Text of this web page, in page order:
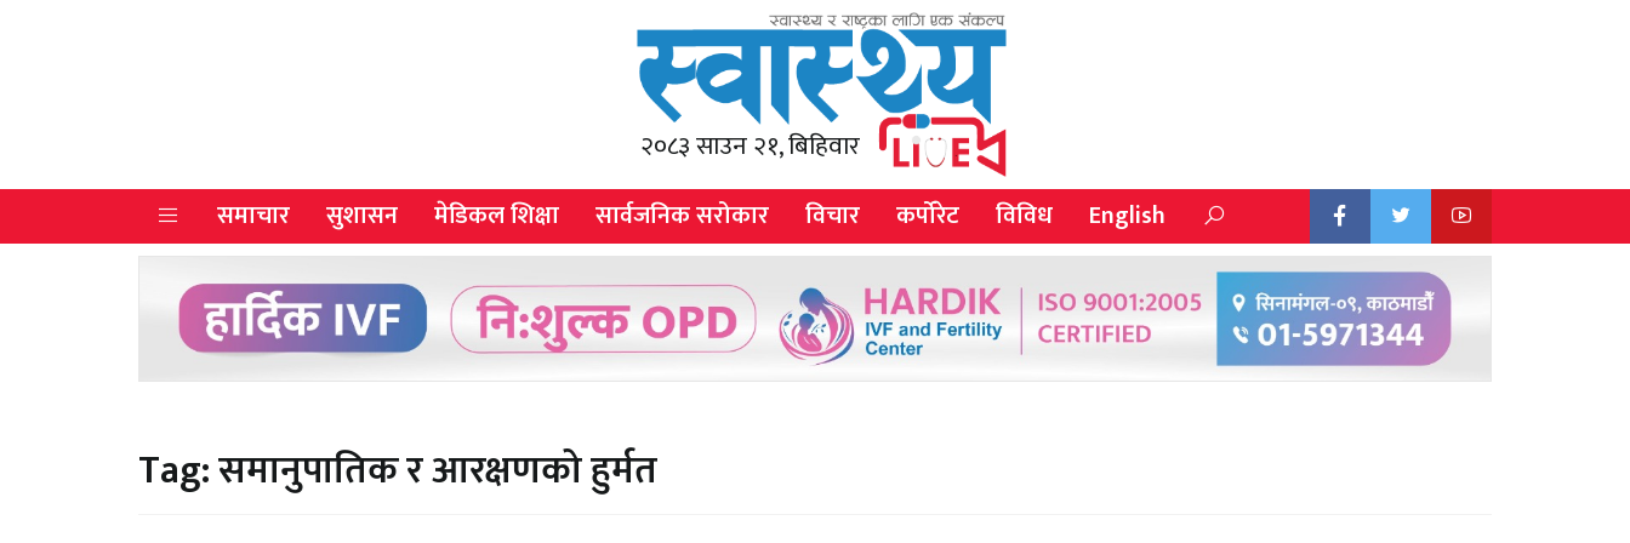
२०८३ साउन २१, बिहिवार
समाचार सुशासन मेडिकल शिक्षा सार्वजनिक सरोकार विचार कर्पोरेट विविध English
Tag:समानुपातिक र आरक्षणको हुर्मत